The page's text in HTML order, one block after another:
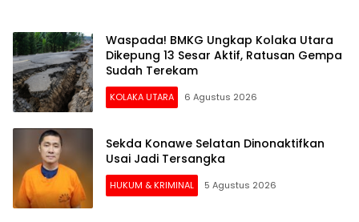
Waspada! BMKG Ungkap Kolaka Utara
Dikepung 13 Sesar Aktif, Ratusan Gempa
Sudah Terekam
KOLAKA UTARA 6 Agustus 2026
Sekda Konawe Selatan Dinonaktifkan
Usai Jadi Tersangka
HUKUM & KRIMINAL 5 Agustus 2026